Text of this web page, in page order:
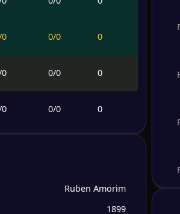
0 0/0 0
0 0/0 0
0 0/0 0
Ruben Amorim
1899